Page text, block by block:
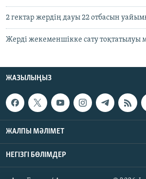
2 гектар жердің дауы 22 отбасын
Жерді жекеменшікке сату тоқтатылуы
ЖАЗЫЛЫҢЫЗ
ЖАЛПЫ МӘЛІМЕТ
НЕГІЗГІ БӨЛІМДЕР